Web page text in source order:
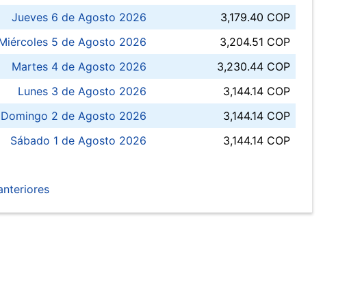
Jueves 6 de Agosto 2026
3,179.40 COP
5 de Agosto 2026
3,204.51 COP
Martes 4 de Agosto 2026
3,230.44 COP
Lunes 3 de Agosto 2026
3,144.14 COP
Domingo 2 de Agosto 2026
3,144.14 COP
Sábado 1 de Agosto 2026
3,144.14 COP